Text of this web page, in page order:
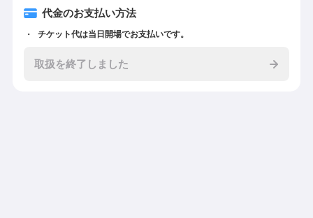
代金のお支払い方法
チケット代は当日開場でお支払いです。
取扱を終了しました